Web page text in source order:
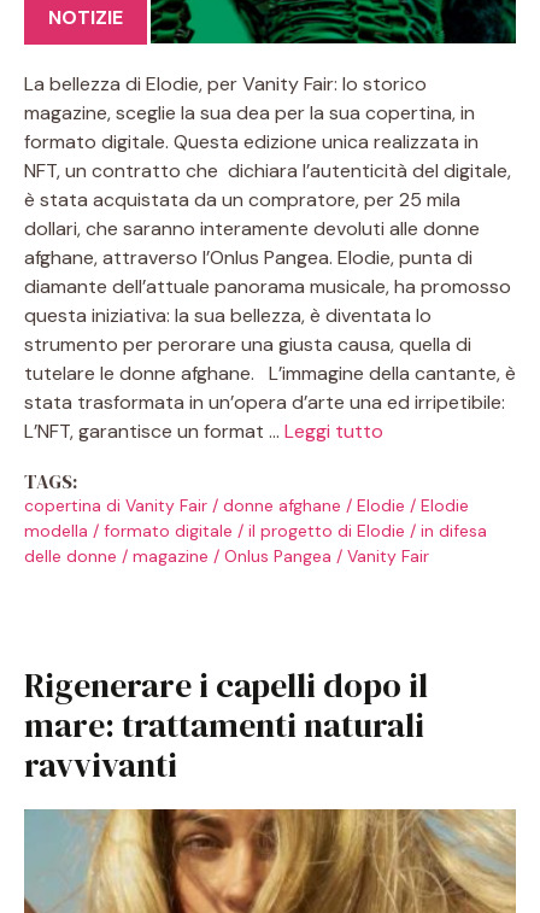
NOTIZIE
La bellezza di Elodie, per Vanity Fair: lo storico
magazine, sceglie la sua dea per la sua copertina, in
formato digitale. Questa edizione unica realizzata in
NFT, un contratto che dichiara l’autenticità del digitale,
è stata acquistata da un compratore, per 25 mila
dollari, che saranno interamente devoluti alle donne
afghane, attraverso l’Onlus Pangea. Elodie, punta di
diamante dell’attuale panorama musicale, ha promosso
questa iniziativa: la sua bellezza, è diventata lo
strumento per perorare una giusta causa, quella di
tutelare le donne afghane. L’immagine della cantante, è
stata trasformata in un’opera d’arte una ed irripetibile:
L’NFT, garantisce un format … Leggi tutto
TAGS:
copertina di Vanity Fair / donne afghane / Elodie / Elodie
modella / formato digitale / il progetto di Elodie / in difesa
delle donne / magazine / Onlus Pangea / Vanity Fair
Rigenerare i capelli dopo il
mare: trattamenti naturali
ravvivanti